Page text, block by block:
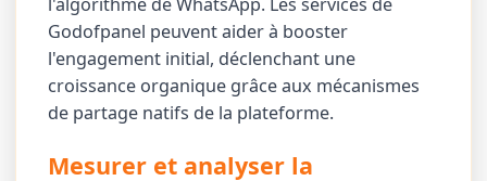
Godofpanel peuvent aider à booster
l'engagement initial, déclenchant une
croissance organique grâce aux mécanismes
de partage natifs de la plateforme.
Mesurer et analyser la